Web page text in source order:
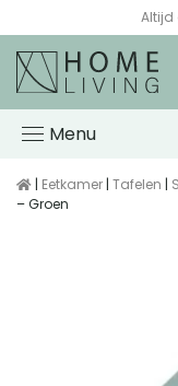
Altijd
Menu
| Eetkamer | Tafelen |
– Groen